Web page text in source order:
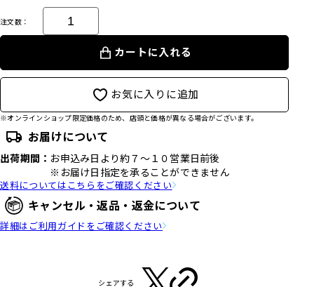
注文数：
カートに入れる
お気に入りに追加
※オンラインショップ限定価格のため、店頭と価格が異なる場合がございます。
お届けについて
出荷期間： お申込み日より約７～１０営業日前後
※お届け日指定を承ることができません
送料についてはこちらをご確認ください
キャンセル・返品・返金について
詳細はご利用ガイドをご確認ください
シェアする